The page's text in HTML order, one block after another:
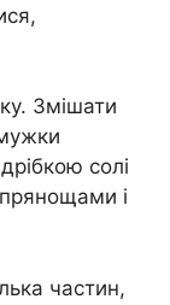
Змішати
солі
і
частин,